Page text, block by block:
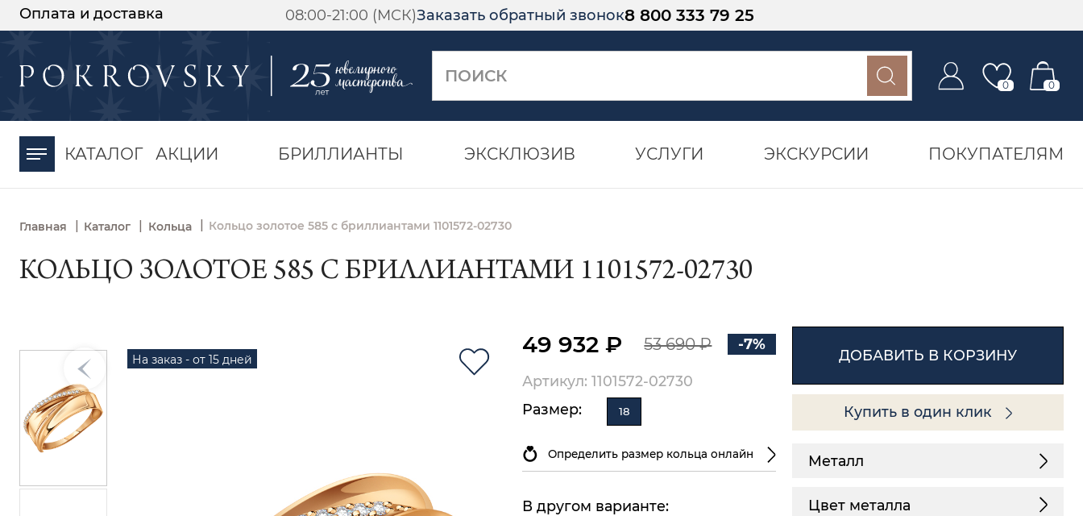
Оплата и доставка 08:00-21:00 (МСК)Заказать обратный звонок8 800 333 79 25
0 0
КАТАЛОГ АКЦИИ БРИЛЛИАНТЫ ЭКСКЛЮЗИВ УСЛУГИ ЭКСКУРСИИ ПОКУПАТЕЛЯМ
Главная | Каталог | Кольца Кольцо золотое 585 с бриллиантами 1101572-02730
КОЛЬЦО ЗОЛОТОЕ 585 С БРИЛЛИАНТАМИ 1101572-02730
На заказ - от 15 дней
49 932 ₽ 53 690 ₽ -7%
Артикул: 1101572-02730
Размер:
18
Определить размер кольца онлайн
В другом варианте:
ДОБАВИТЬ В КОРЗИНУ
Купить в один клик
Металл
Цвет металла
-30%
момента оплаты